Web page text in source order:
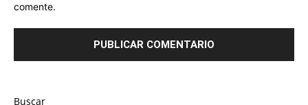
comente.
Buscar